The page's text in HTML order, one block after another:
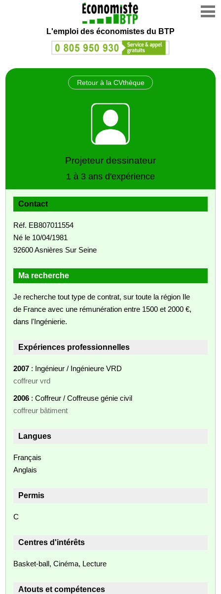
L'emploi des économistes du BTP
Retour à la CVthèque
Projeteur dessinateur
1 à 3 ans d'expérience
Contact
Réf. EB807011554
Né le 10/04/1981
92600 Asnières Sur Seine
Ma recherche
Je recherche tout type de contrat, sur toute la région Ile
de France avec une rémunération entre 1500 et 2000 €,
dans l'Ingénierie.
Expériences professionnelles
2007 : Ingénieur / Ingénieure VRD
coffreur vrd
2006 : Coffreur / Coffreuse génie civil
coffreur bâtiment
Langues
Français
Anglais
Permis
C
Centres d'intérêts
Basket-ball, Cinéma, Lecture
Atouts et compétences